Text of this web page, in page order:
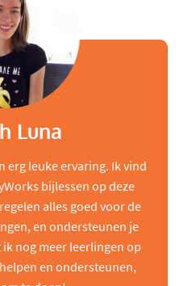
Luna
erg leuke ervaring. Ik vind
bijlessen op deze
alles goed voor de
en ondersteunen je
nog meer leerlingen op
en ondersteunen,